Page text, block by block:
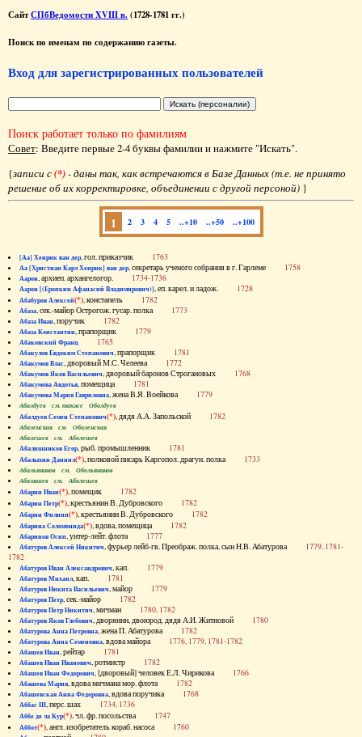
СайтСПбВедомости XVIII в. (1728-1781 гг.)
Поиск по именам по содержанию газеты.
Вход для зарегистрированных пользователей
Поиск работает только по фамилиям
Совет: Введите первые 2-4 буквы фамилии и нажмите "Искать".
{записи с(*)- даны так, как встречаются в Базе Данных (т.е. не принято
решение об их корректировке, объединении с другой персоной) }
1 2 3 4 5 ..+10 ..+50 ..+100
[Аа] Хенрик ван дер, гол. приказчик 1763
Аа [Христиан Карл Хенрик] ван дер, секретарь ученого собрания в г. Гарлеме 1758
Аарон, архиеп. архангелогор. 1734-1736
Аарон [(Еропкин Афанасий Владимирович)], еп. карел. и ладож. 1728
Абабуров Алексей(*), констапель 1782
Абаза, сек.-майор Острогож. гусар. полка 1773
Абаза Иван, поручик 1782
Абаза Константин, прапорщик 1779
Абаковский Франц 1765
Абакулов Евдоким Степанович, прапорщик 1781
Абакумов Влас, дворовый М.С. Челеева 1772
Абакумов Яков Васильевич, дворовый баронов Строгановых 1768
Абакумова Авдотья, помещица 1781
Абакумова Мария Гавриловна, жена В.Я. Воейкова 1779
Абалдуев см. также Оболдуев
Абалдуев Семен Степанович(*), дядя А.А. Запольской 1782
Абаленская см. Оболенская
Абалешев см. Аболешев
Абалишников Егор, рыб. промышленник 1781
Абалыхин Даниил(*), полковой писарь Каргопол. драгун. полка 1733
Абальянинов см. Обольянинов
Абаляшев см. Аболешев
Абарин Иван(*), помещик 1782
Абарин Петр(*), крестьянин В. Дубровского 1782
Абарин Филипп(*), крестьянин В. Дубровского 1782
Абарина Соломонида(*), вдова, помещица 1782
Абаринов Осип, унтер-лейт. флота 1777
Абатуров Алексей Никитич, фурьер лейб-гв. Преображ. полка, сын Н.В. Абатурова 1779, 1781-
1782
Абатуров Иван Александрович, кап. 1779
Абатуров Михаил, кап. 1781
Абатуров Никита Васильевич, майор 1779
Абатуров Петр, сек.-майор 1782
Абатуров Петр Никитич, мичман 1780, 1782
Абатуров Яков Глебович, дворянин, двоюрод. дядя А.И. Житновой 1780
Абатурова Анна Петровна, жена П. Абатурова 1782
Абатурова Анна Семеновна, вдова майора 1776, 1779, 1781-1782
Абашев Иван, рейтар 1781
Абашев Иван Иванович, ротмистр 1782
Абашев Иван Федорович, [дворовый] человек Е.Л. Чирикова 1766
Абашева Мария, вдова мичмана мор. флота 1782
Абашевская Анна Федоровна, вдова поручика 1768
Аббас III, перс. шах 1734, 1736
Аббе де ла Кур(*), чл. фр. посольства 1747
Аббот(*), англ. изобретатель кораб. насоса 1760